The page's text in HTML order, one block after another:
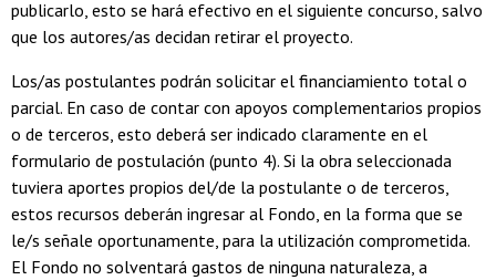
publicarlo, esto se hará efectivo en el siguiente concurso, salvo
que los autores/as decidan retirar el proyecto.
Los/as postulantes podrán solicitar el financiamiento total o
parcial. En caso de contar con apoyos complementarios propios
o de terceros, esto deberá ser indicado claramente en el
formulario de postulación (punto 4). Si la obra seleccionada
tuviera aportes propios del/de la postulante o de terceros,
estos recursos deberán ingresar al Fondo, en la forma que se
le/s señale oportunamente, para la utilización comprometida.
El Fondo no solventará gastos de ninguna naturaleza, a